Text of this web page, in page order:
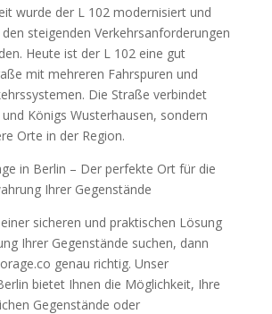
wurde der L 102 modernisiert und
steigenden Verkehrsanforderungen
Heute ist der L 102 eine gut
mit mehreren Fahrspuren und
Die Straße verbindet
Königs Wusterhausen, sondern
Orte in der Region.
in Berlin – Der perfekte Ort für die
Ihrer Gegenstände
sicheren und praktischen Lösung
Ihrer Gegenstände suchen, dann
genau richtig. Unser
bietet Ihnen die Möglichkeit, Ihre
Gegenstände oder